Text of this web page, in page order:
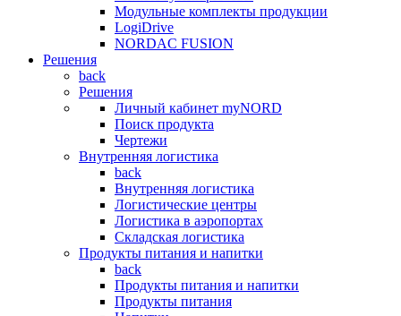
Модульные комплекты продукции
LogiDrive
NORDAC FUSION
Решения
back
Решения
Личный кабинет myNORD
Поиск продукта
Чертежи
Внутренняя логистика
back
Внутренняя логистика
Логистические центры
Логистика в аэропортах
Складская логистика
Продукты питания и напитки
back
Продукты питания и напитки
Продукты питания